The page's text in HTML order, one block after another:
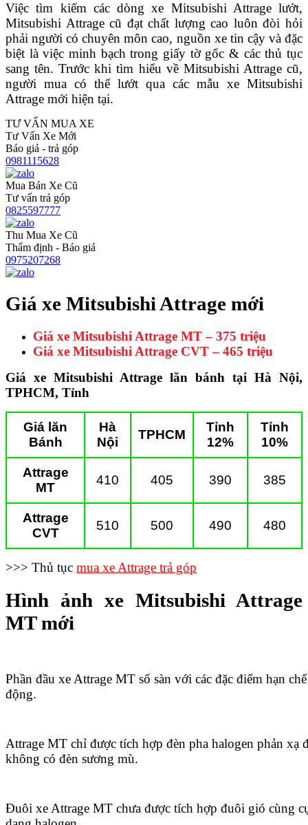
Việc tìm kiếm các dòng xe Mitsubishi Attrage lướt,
Mitsubishi Attrage cũ đạt chất lượng cao luôn đòi hỏi
phải người có chuyên môn cao, nguồn xe tin cậy và đặc
biệt là việc minh bạch trong giấy tờ gốc & các thủ tục
sang tên. Trước khi tìm hiểu về Mitsubishi Attrage cũ,
người mua có thể lướt qua các mẫu xe Mitsubishi
Attrage mới hiện tại.
TƯ VẤN MUA XE
Tư Vấn Xe Mới
Báo giá - trả góp
0981115628
Mua Bán Xe Cũ
Tư vấn trả góp
0825597777
Thu Mua Xe Cũ
Thẩm định - Báo giá
0975207268
Giá xe Mitsubishi Attrage mới
Giá xe Mitsubishi Attrage MT – 375 triệu
Giá xe Mitsubishi Attrage CVT – 465 triệu
Giá xe Mitsubishi Attrage lăn bánh tại Hà Nội,
TPHCM, Tỉnh
Giá lăn
Bánh
Hà
Nội
TPHCM
Tỉnh
12%
Tỉnh
10%
Attrage
MT
410 405 390 385
Attrage
CVT
510 500 490 480
>>> Thủ tục mua xe Attrage trả góp
Hình ảnh xe Mitsubishi Attrage
MT mới
Phần đầu xe Attrage MT số sàn với các đặc điểm hạn
động.
Attrage MT chỉ được tích hợp đèn pha halogen phản xạ
không có đèn sương mù.
Đuôi xe Attrage MT chưa được tích hợp đuôi gió cùng